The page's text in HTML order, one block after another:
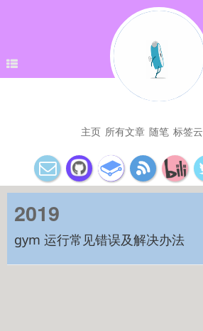
主页 所有文章 随笔 标签云
2019
gym 运行常见错误及解决办法